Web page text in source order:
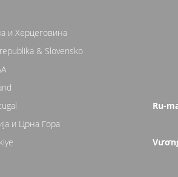
и Херцеговина
& Slovensko
Ru-
и Црна Гора